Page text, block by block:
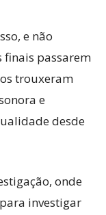
e não
finais passarem
trouxeram
e
desde
onde
investigar